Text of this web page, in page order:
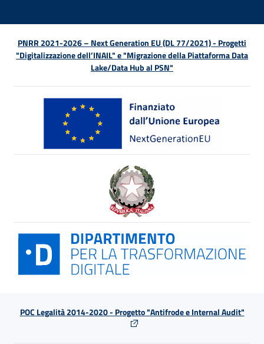
PNRR 2021-2026 – Next Generation EU (DL 77/2021) - Progetti
"Digitalizzazione dell’INAIL" e "Migrazione della Piattaforma Data
Lake/Data Hub al PSN"
POC Legalità 2014-2020 - Progetto "Antifrode e Internal Audit"